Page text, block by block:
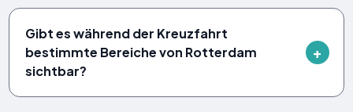
Gibt es während der Kreuzfahrt
bestimmte Bereiche von Rotterdam
sichtbar?